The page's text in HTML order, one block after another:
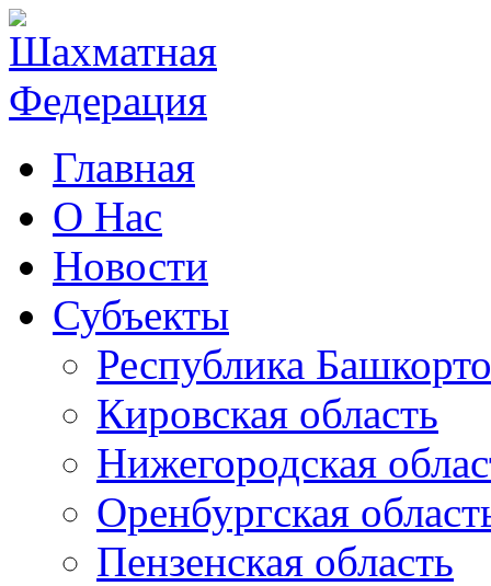
Главная
О Нас
Новости
Субъекты
Республика
Кировская область
Нижегородская
Оренбургская
Пензенская область